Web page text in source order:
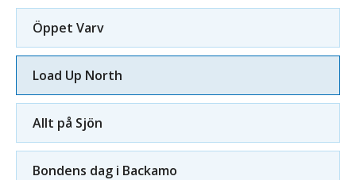
Öppet Varv
Load Up North
Allt på Sjön
Bondens dag i Backamo